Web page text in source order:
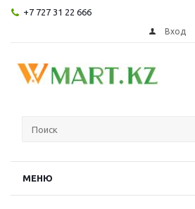
+7 727 31 22 666
Вход
МЕНЮ